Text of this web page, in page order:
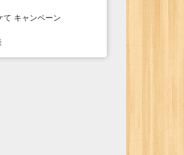
て キャンペーン